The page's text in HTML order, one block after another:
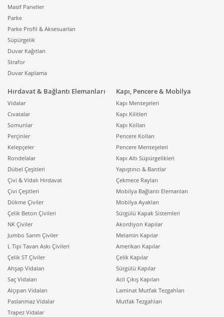
Masif Paneller
Parke
Parke Profil & Aksesuarları
Süpürgelik
Duvar Kağıtları
Strafor
Duvar Kaplama
Hırdavat & Bağlantı Elemanları
Vidalar
Cıvatalar
Somunlar
Perçinler
Kelepçeler
Rondelalar
Dübel Çeşitleri
Çivi & Vidalı Hırdavat
Çivi Çeşitleri
Dökme Çiviler
Çelik Beton Çivileri
NK Çiviler
Jumbo Sarım Çiviler
L Tipi Tavan Askı Çivileri
Çelik ST Çiviler
Ahşap Vidaları
Saç Vidaları
Alçıpan Vidaları
Paslanmaz Vidalar
Trapez Vidalar
Kapı, Pencere & Mobilya
Kapı Menteşeleri
Kapı Kilitleri
Kapı Kolları
Pencere Kolları
Pencere Menteşeleri
Kapı Altı Süpürgelikleri
Yapıştırıcı & Bantlar
Çekmece Rayları
Mobilya Bağlantı Elemanları
Mobilya Ayakları
Sürgülü Kapak Sistemleri
Akordiyon Kapılar
Melamin Kapılar
Amerikan Kapılar
Çelik Kapılar
Sürgülü Kapılar
Acil Çıkış Kapıları
Laminat Mutfak Tezgahları
Mutfak Tezgahları